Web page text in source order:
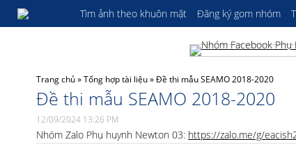
Tìm ảnh theo khuôn mặt Đăng ký gom nhóm
Trang chủ»Tổng hợp tài liệu»Đề thi mẫu SEAMO 2018-2020
Đề thi mẫu SEAMO 2018-2020
12/09/2024 13:26 PM
Nhóm Zalo Phụ huynh Newton 03: https://zalo.me/g/